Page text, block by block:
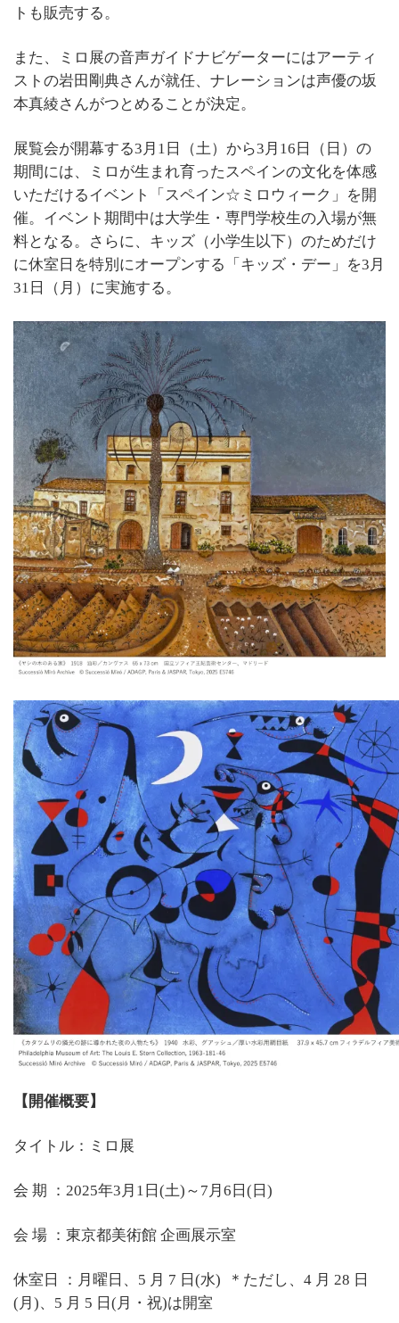
トも販売する。
また、ミロ展の音声ガイドナビゲーターにはアーティ
ストの岩田剛典さんが就任、ナレーションは声優の坂
本真綾さんがつとめることが決定。
展覧会が開幕する3月1日（土）から3月16日（日）の
期間には、ミロが生まれ育ったスペインの文化を体感
いただけるイベント「スペイン☆ミロウィーク」を開
催。イベント期間中は大学生・専門学校生の入場が無
料となる。さらに、キッズ（小学生以下）のためだけ
に休室日を特別にオープンする「キッズ・デー」を3月
31日（月）に実施する。
【開催概要】
タイトル：ミロ展
会 期 ：2025年3月1日(土)～7月6日(日)
会 場 ：東京都美術館 企画展示室
休室日 ：月曜日、5 月 7 日(水) ＊ただし、 4 月 28 日
(月)、5 月 5 日(月・祝)は開室